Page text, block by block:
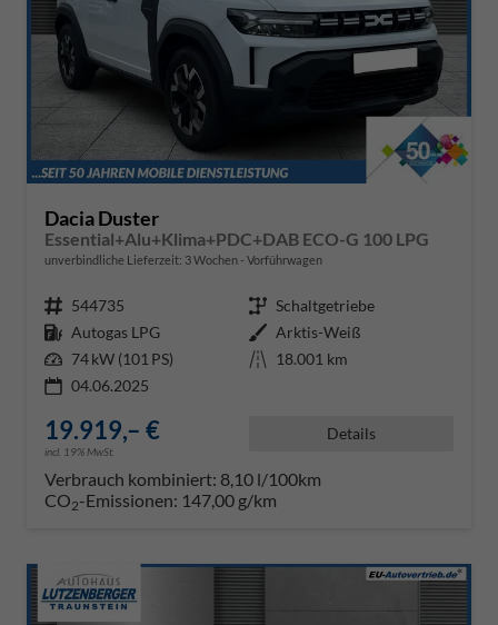
Dacia Duster
Essential+Alu+Klima+PDC+DAB ECO-G 100 LPG
unverbindliche Lieferzeit: 3 Wochen Vorführwagen
Fahrzeugnr. 544735 Getriebe Schaltgetriebe
Kraftstoff Autogas LPG Außenfarbe Arktis-Weiß
Leistung 74 kW (101 PS) Kilometerstand 18.001 km
04.06.2025
19.919,– €
incl. 19% MwSt.
Details
Verbrauch kombiniert: 8,10 l/100km
CO2-Emissionen: 147,00 g/km